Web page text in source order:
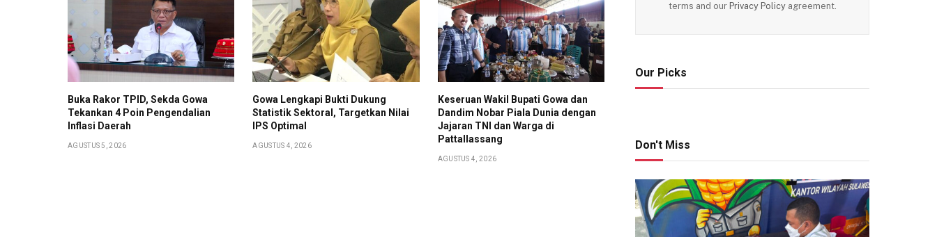
Buka Rakor TPID, Sekda Gowa
Tekankan 4 Poin Pengendalian
Inflasi Daerah
AGUSTUS 5, 2026
Gowa Lengkapi Bukti Dukung
Statistik Sektoral, Targetkan Nilai
IPS Optimal
AGUSTUS 4, 2026
Keseruan Wakil Bupati Gowa dan
Dandim Nobar Piala Dunia dengan
Jajaran TNI dan Warga di
Pattallassang
AGUSTUS 4, 2026
terms and our Privacy Policyagreement.
Our Picks
Don't Miss